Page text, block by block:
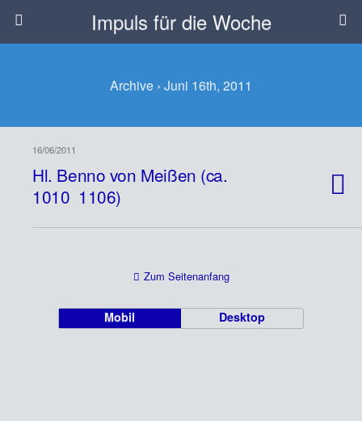
Impuls für die Woche
Archive › Juni 16th, 2011
16/06/2011
Hl. Benno von Meißen (ca.
1010  1106)
Zum Seitenanfang
Mobil Desktop